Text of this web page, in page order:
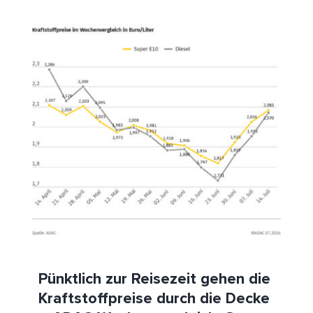
Pünktlich zur Reisezeit gehen die Kraftstoffpreise
durch die Decke – ADAC Wochenvergleich: Super E10
steigt um 5,9 Cent, Diesel um 11,7 Cent –
Preisaufschläge trotz bereits klar überhöhtem
Preisniveau
HeizölNews Tanken
Pünktlich zur Reisezeit gehen die
Kraftstoffpreise durch die Decke